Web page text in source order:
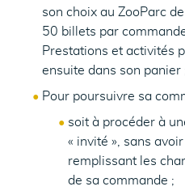
son choix au ZooParc
50 billets par
Prestations et activités
ensuite dans son panier
Pour poursuivre sa
soit à procéder à
« invité », sans
remplissant les
de sa commande ;